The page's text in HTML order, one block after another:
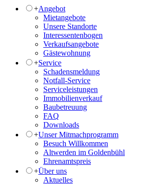
+Angebot
Mietangebote
Unsere Standorte
Interessentenbogen
Verkaufsangebote
Gästewohnung
+Service
Schadensmeldung
Notfall-Service
Serviceleistungen
Immobilienverkauf
Baubetreuung
FAQ
Downloads
+Unser Mitmachprogramm
Besuch Willkommen
Altwerden im Goldenbühl
Ehrenamtspreis
+Über uns
Aktuelles